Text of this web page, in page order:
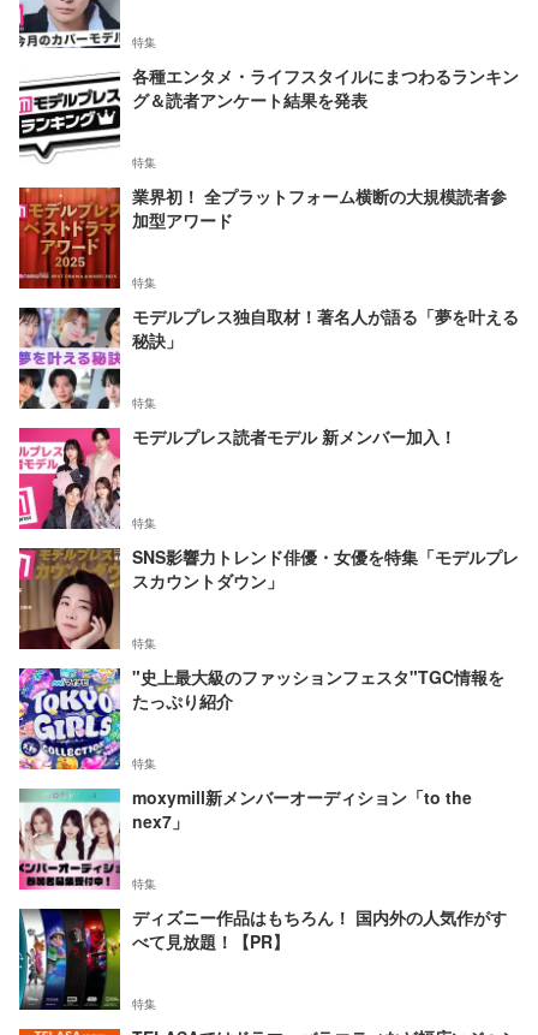
特集
各種エンタメ・ライフスタイルにまつわるランキン
グ＆読者アンケート結果を発表
特集
業界初！ 全プラットフォーム横断の大規模読者参
加型アワード
特集
モデルプレス独自取材！著名人が語る「夢を叶える
秘訣」
特集
モデルプレス読者モデル 新メンバー加入！
特集
SNS影響力トレンド俳優・女優を特集「モデルプレ
スカウントダウン」
特集
"史上最大級のファッションフェスタ"TGC情報を
たっぷり紹介
特集
moxymill新メンバーオーディション「to the
nex7」
特集
ディズニー作品はもちろん！ 国内外の人気作がす
べて見放題！【PR】
特集